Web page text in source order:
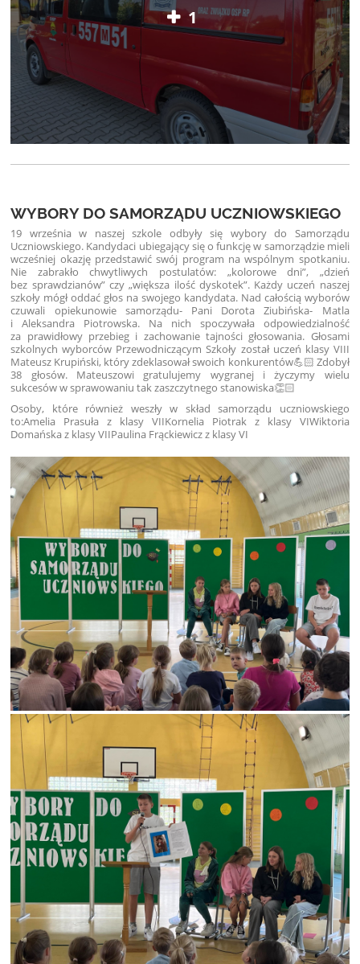
1
WYBORY DO SAMORZĄDU UCZNIOWSKIEGO
19 września w naszej szkole odbyły się wybory do Samorządu
Uczniowskiego. Kandydaci ubiegający się o funkcję w samorządzie mieli
wcześniej okazję przedstawić swój program na wspólnym spotkaniu.
Nie zabrakło chwytliwych postulatów: „kolorowe dni”, „dzień
bez sprawdzianów” czy „większa ilość dyskotek”. Każdy uczeń naszej
szkoły mógł oddać głos na swojego kandydata. Nad całością wyborów
czuwali opiekunowie samorządu- Pani Dorota Ziubińska- Matla
i Aleksandra Piotrowska. Na nich spoczywała odpowiedzialność
za prawidłowy przebieg i zachowanie tajności głosowania. Głosami
szkolnych wyborców Przewodniczącym Szkoły został uczeń klasy VIII
Mateusz Krupiński, który zdeklasował swoich konkurentów💪🏻 Zdobył
38 głosów. Mateuszowi gratulujemy wygranej i życzymy wielu
sukcesów w sprawowaniu tak zaszczytnego stanowiska👏🏻
Osoby, które również weszły w skład samorządu uczniowskiego
to:Amelia Prasuła z klasy VIIKornelia Piotrak z klasy VIWiktoria
Domańska z klasy VIIPaulina Frąckiewicz z klasy VI